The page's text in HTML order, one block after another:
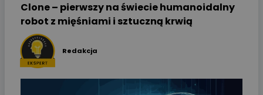
Clone – pierwszy na świecie humanoidalny
robot z mięśniami i sztuczną krwią
Redakcja